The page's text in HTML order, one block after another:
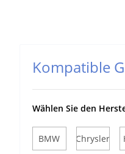
Kompatible
Wählen Sie den
BMW Chrysler